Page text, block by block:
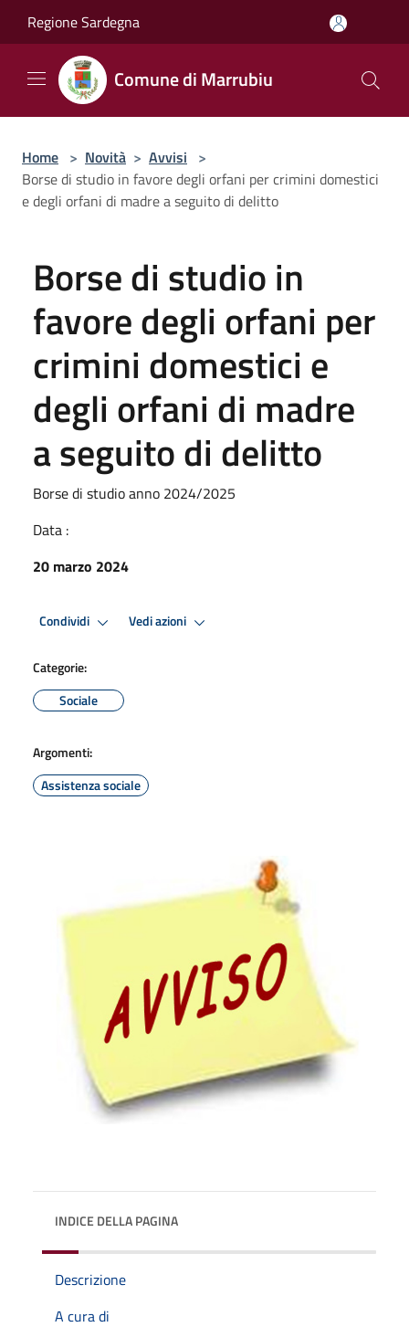
Regione Sardegna
Comune di Marrubiu
Home > Novità > Avvisi >
Borse di studio in favore degli orfani per crimini domestici
e degli orfani di madre a seguito di delitto
Borse di studio in
favore degli orfani per
crimini domestici e
degli orfani di madre
a seguito di delitto
Borse di studio anno 2024/2025
Data :
20 marzo 2024
Condividi Vedi azioni
Categorie:
Sociale
Argomenti:
Assistenza sociale
INDICE DELLA PAGINA
Descrizione
A cura di